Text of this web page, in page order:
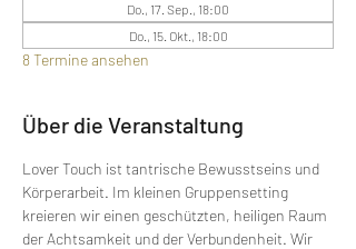
Do., 17. Sep., 18:00
Do., 15. Okt., 18:00
8 Termine ansehen
Über die Veranstaltung
Lover Touch ist tantrische Bewusstseins und
Körperarbeit. Im kleinen Gruppensetting
kreieren wir einen geschützten, heiligen Raum
der Achtsamkeit und der Verbundenheit. Wir